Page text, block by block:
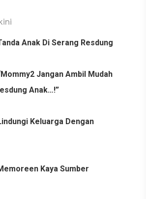
Anak Di Serang Resdung
Jangan Ambil Mudah
Anak…!”
Keluarga Dengan
Kaya Sumber